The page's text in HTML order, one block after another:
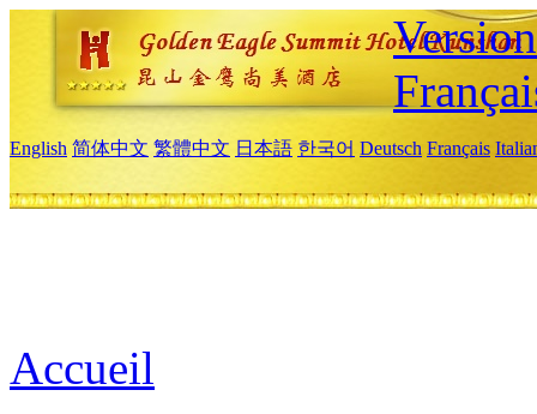
English 简体中文 繁體中文 日本語 한국어 Deutsch Français
Accueil